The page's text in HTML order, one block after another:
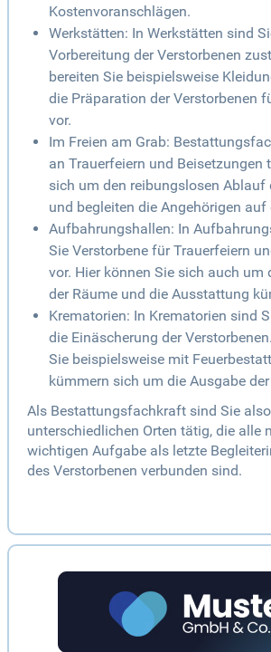
Kostenvoranschlägen.
Werkstätten: In Werkstätten sind
Vorbereitung der Verstorbenen
bereiten Sie beispielsweise
die Präparation der Verstorbenen
vor.
Im Freien am Grab:
an Trauerfeiern und Beisetzungen
sich um den reibungslosen Ablauf
und begleiten die Angehörigen auf
Aufbahrungshallen: In
Sie Verstorbene für Trauerfeiern
vor. Hier können Sie sich auch um
der Räume und die Ausstattung
Krematorien: In Krematorien sind
die Einäscherung der
Sie beispielsweise mit
kümmern sich um die Ausgabe
Als Bestattungsfachkraft sind Sie
unterschiedlichen Orten tätig, die alle
wichtigen Aufgabe als letzte
des Verstorbenen verbunden sind.